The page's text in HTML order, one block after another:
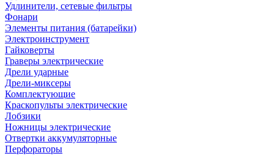
Удлинители, сетевые фильтры
Фонари
Элементы питания (батарейки)
Электроинструмент
Гайковерты
Граверы электрические
Дрели ударные
Дрели-миксеры
Комплектующие
Краскопульты электрические
Лобзики
Ножницы электрические
Отвертки аккумуляторные
Перфораторы